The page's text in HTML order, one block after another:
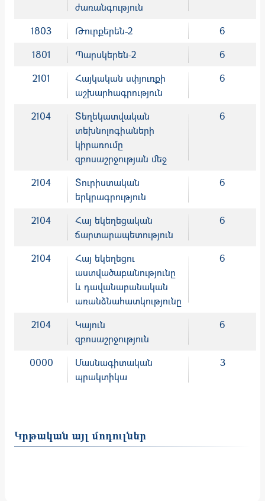
ժառանգություն
1803 Թուրքերեն-2
6
1801
Պարսկերեն-2
6
2101
Հայկական սփյուռքի
աշխարհագրություն
6
2104
Տեղեկատվական
տեխնոլոգիաների
կիրառումը
զբոսաշրջության մեջ
6
2104
Տուրիստական
երկրագրություն
6
2104
Հայ եկեղեցական
ճարտարապետություն
6
2104
Հայ եկեղեցու
աստվածաբանությունը
և դավանաբանական
առանձնահատկությունը
6
2104
Կայուն
զբոսաշրջություն
6
0000
Մասնագիտական
պրակտիկա
3
Կրթական այլ մոդուլներ